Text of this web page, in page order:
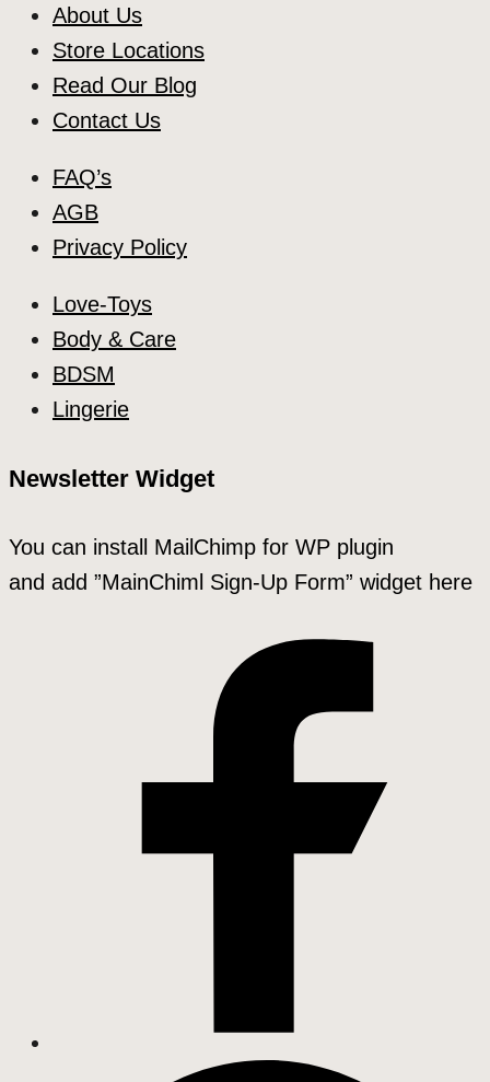
About Us
Store Locations
Read Our Blog
Contact Us
FAQ’s
AGB
Privacy Policy
Love-Toys
Body & Care
BDSM
Lingerie
Newsletter Widget
You can install MailChimp for WP plugin
and add ”MainChiml Sign-Up Form” widget here